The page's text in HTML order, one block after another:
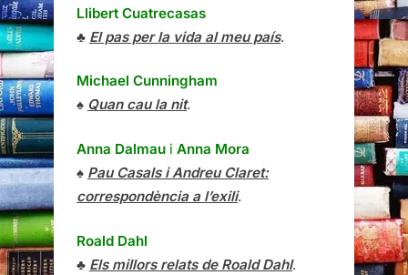
Llibert Cuatrecasas
♣ El pas per la vida al meu país.
Michael Cunningham
♠ Quan cau la nit.
Anna Dalmau i Anna Mora
♠ Pau Casals i Andreu Claret:
correspondència a l’exili.
Roald Dahl
♣ Els millors relats de Roald Dahl.